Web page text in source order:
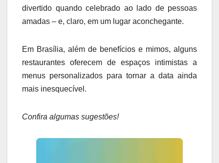
divertido quando celebrado ao lado de pessoas
amadas – e, claro, em um lugar aconchegante.
Em Brasília, além de benefícios e mimos, alguns
restaurantes oferecem de espaços intimistas a
menus personalizados para tornar a data ainda
mais inesquecível.
Confira algumas sugestões!